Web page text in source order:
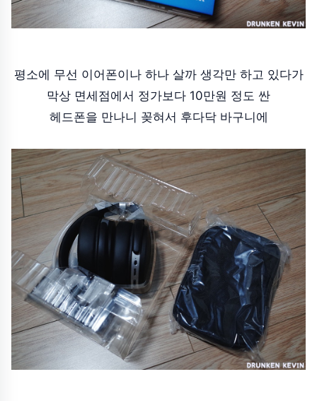
평소에 무선 이어폰이나 하나 살까 생각만 하고 있다가
막상 면세점에서 정가보다 10만원 정도 싼
헤드폰을 만나니 꽂혀서 후다닥 바구니에